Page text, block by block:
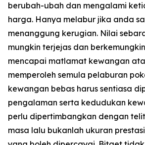
berubah-ubah dan mengalami
harga. Hanya melabur jika anda
menanggung kerugian. Nilai
mungkin terjejas dan
mencapai matlamat kewangan
memperoleh semula pelaburan
kewangan bebas harus sentiasa
pengalaman serta kedudukan
perlu dipertimbangkan dengan
masa lalu bukanlah ukuran